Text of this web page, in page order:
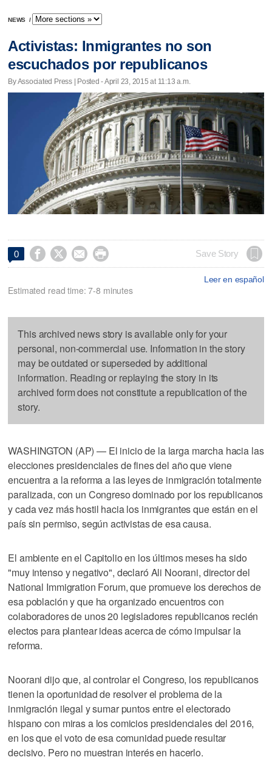
NEWS /
Activistas: Inmigrantes no son
escuchados por republicanos
By Associated Press | Posted - April 23, 2015 at 11:13 a.m.
0     Save Story
Leer en español
Estimated read time: 7-8 minutes
This archived news story is available only for your
personal, non-commercial use. Information in the story
may be outdated or superseded by additional
information. Reading or replaying the story in its
archived form does not constitute a republication of the
story.
WASHINGTON (AP) — El inicio de la larga marcha hacia las
elecciones presidenciales de fines del año que viene
encuentra a la reforma a las leyes de inmigración totalmente
paralizada, con un Congreso dominado por los republicanos
y cada vez más hostil hacia los inmigrantes que están en el
país sin permiso, según activistas de esa causa.
El ambiente en el Capitolio en los últimos meses ha sido
"muy intenso y negativo", declaró Ali Noorani, director del
National Immigration Forum, que promueve los derechos de
esa población y que ha organizado encuentros con
colaboradores de unos 20 legisladores republicanos recién
electos para plantear ideas acerca de cómo impulsar la
reforma.
Noorani dijo que, al controlar el Congreso, los republicanos
tienen la oportunidad de resolver el problema de la
inmigración ilegal y sumar puntos entre el electorado
hispano con miras a los comicios presidenciales del 2016,
en los que el voto de esa comunidad puede resultar
decisivo. Pero no muestran interés en hacerlo.